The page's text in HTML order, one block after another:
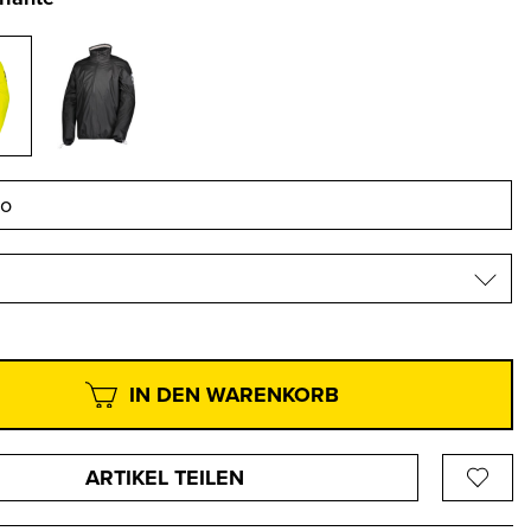
IN DEN WARENKORB
ARTIKEL TEILEN